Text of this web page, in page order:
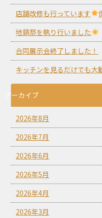
店舗改修も行っています
地鎮祭を執り行いました
合同展示会終了しました！
キッチンを見るだけでも大
アーカイブ
2026年8月
2026年7月
2026年6月
2026年5月
2026年4月
2026年3月